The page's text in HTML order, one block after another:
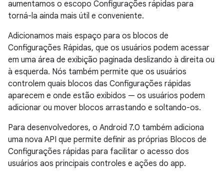
aumentamos o escopo Configurações rápidas para
torná-la ainda mais útil e conveniente.
Adicionamos mais espaço para os blocos de
Configurações Rápidas, que os usuários podem acessar
em uma área de exibição paginada deslizando à direita ou
à esquerda. Nós também permite que os usuários
controlem quais blocos das Configurações rápidas
aparecem e onde estão exibidos — os usuários podem
adicionar ou mover blocos arrastando e soltando-os.
Para desenvolvedores, o Android 7.0 também adiciona
uma nova API que permite definir as próprias Blocos de
Configurações rápidas para facilitar o acesso dos
usuários aos principais controles e ações do app.